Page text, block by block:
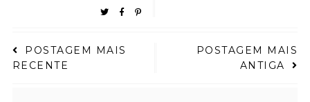
POSTAGEM MAIS
RECENTE
POSTAGEM MAIS
ANTIGA